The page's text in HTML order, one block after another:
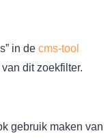
in de cms-tool
dit zoekfilter.
gebruik maken van